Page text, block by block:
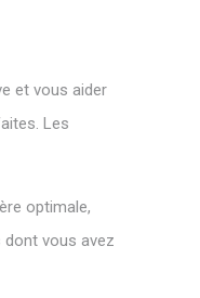
et vous aider
Les
optimale,
dont vous avez